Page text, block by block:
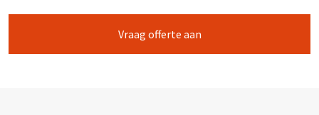
Vraag offerte aan